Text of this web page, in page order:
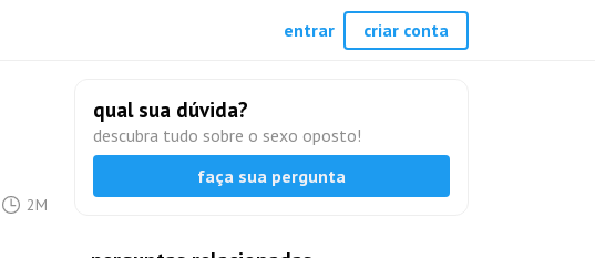
2M
qual sua dúvida?
descubra tudo sobre o sexo oposto!
faça sua pergunta
entrar criar conta